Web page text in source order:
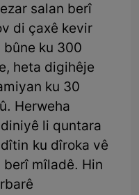
salan berî
di çaxê kevir
ku 300
heta digihêje
ku 30
Herweha
li quntara
ku dîroka vê
mîladê. Hin